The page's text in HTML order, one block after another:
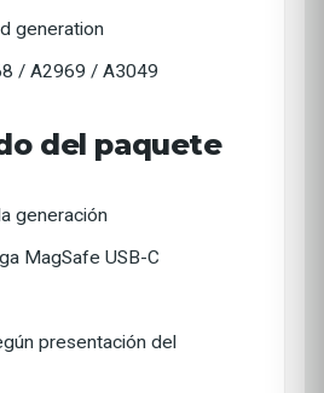
generation
/ A2969 / A3049
del paquete
generación
MagSafe USB-C
presentación del